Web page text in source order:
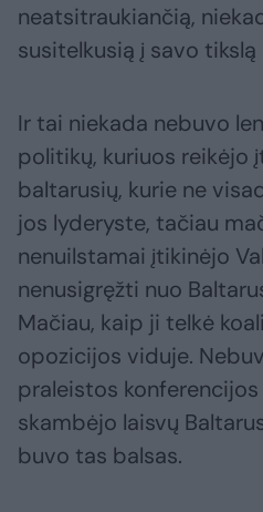
neatsitraukiančią,
susitelkusią į savo
Ir tai niekada nebuvo
politikų, kuriuos reikėjo
baltarusių, kurie ne
jos lyderyste, tačiau
nenuilstamai įtikinėjo
nenusigręžti nuo
Mačiau, kaip ji telkė
opozicijos viduje.
praleistos
skambėjo laisvų
buvo tas balsas.